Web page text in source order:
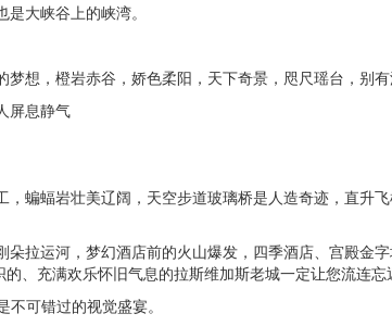
大峡谷上的峡湾。
想，橙岩赤谷，娇色柔阳，天下奇景，咫尺瑶台，别有
屏息静气
蝙蝠岩壮美辽阔，天空步道玻璃桥是人造奇迹，直升
拉运河，梦幻酒店前的火山爆发，四季酒店、宫殿金
、充满欢乐怀旧气息的拉斯维加斯老城一定让您流连忘
可错过的视觉盛宴。